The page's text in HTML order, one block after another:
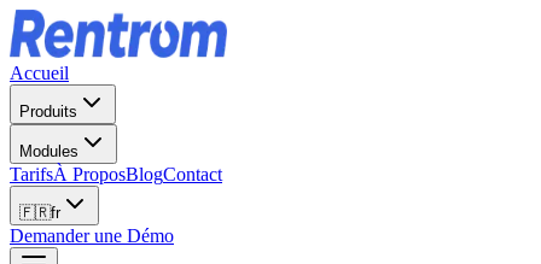
Accueil
Produits
Modules
TarifsÀ ProposBlogContact
🇫🇷fr
Demander une Démo